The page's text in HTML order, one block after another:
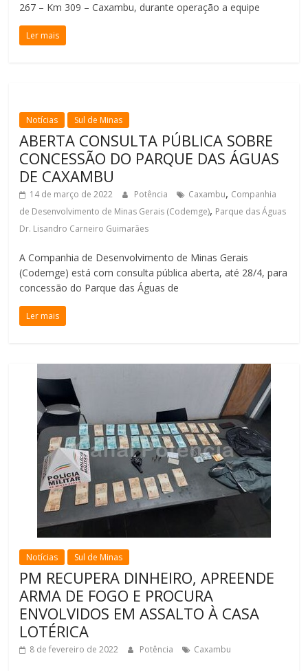
267 – Km 309 – Caxambu, durante operação a equipe
Ler mais
Notícias Sul de Minas
ABERTA CONSULTA PÚBLICA SOBRE
CONCESSÃO DO PARQUE DAS ÁGUAS
DE CAXAMBU
14 de março de 2022 Potência Caxambu, Companhia
de Desenvolvimento de Minas Gerais (Codemge), Parque das Águas
Dr. Lisandro Carneiro Guimarães
A Companhia de Desenvolvimento de Minas Gerais
(Codemge) está com consulta pública aberta, até 28/4, para
concessão do Parque das Águas de
Ler mais
Notícias Sul de Minas
PM RECUPERA DINHEIRO, APREENDE
ARMA DE FOGO E PROCURA
ENVOLVIDOS EM ASSALTO À CASA
LOTÉRICA
8 de fevereiro de 2022 Potência Caxambu